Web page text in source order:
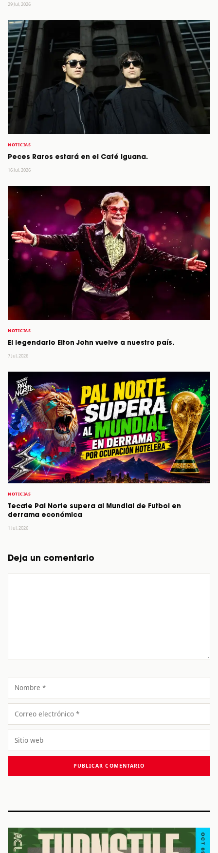
29 Jul, 2026
NOTICIAS
Peces Raros estará en el Café Iguana.
16 Jul, 2026
NOTICIAS
El legendario Elton John vuelve a nuestro país.
7 Jul, 2026
NOTICIAS
Tecate Pal Norte supera al Mundial de Futbol en
derrama económica
1 Jul, 2026
Deja un comentario
Nombre
Correo
electrónico
Sitio
web